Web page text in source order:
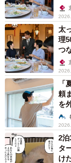
セリングサービス
太
理
つ
「
頼
を
説
2
タ
け